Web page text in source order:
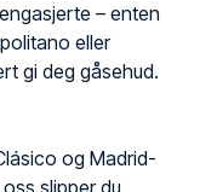
– enten
eller
gi deg gåsehud.
og Madrid-
slipper du